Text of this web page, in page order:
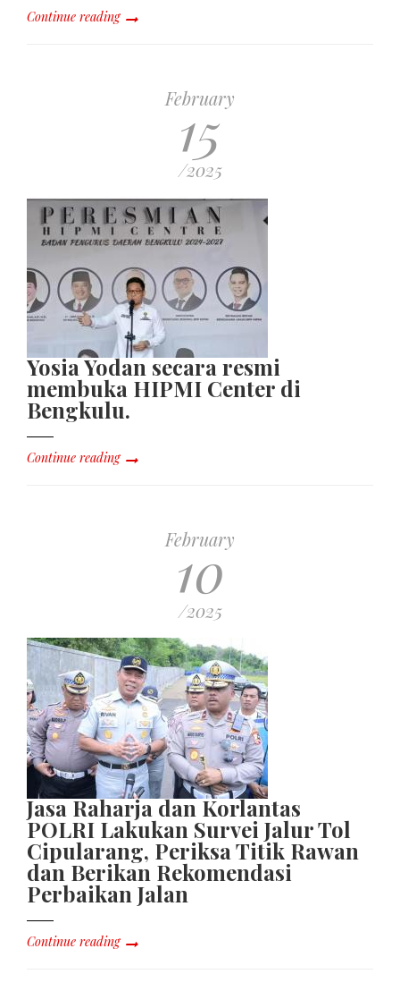
Continue reading
February
15
/2025
Yosia Yodan secara resmi
membuka HIPMI Center di
Bengkulu.
Continue reading
February
10
/2025
Jasa Raharja dan Korlantas
POLRI Lakukan Survei Jalur Tol
Cipularang, Periksa Titik Rawan
dan Berikan Rekomendasi
Perbaikan Jalan
Continue reading